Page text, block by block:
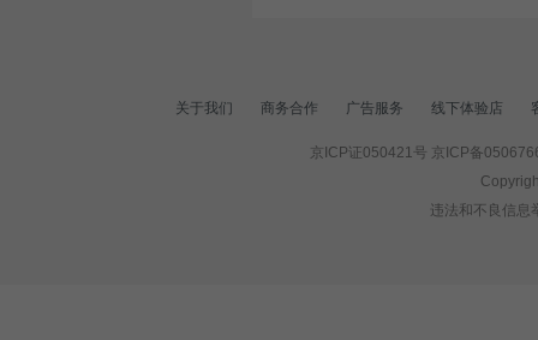
关于我们 商务合作 广告服务 线下体验店
京ICP证050421号 京ICP备
违法和不良信